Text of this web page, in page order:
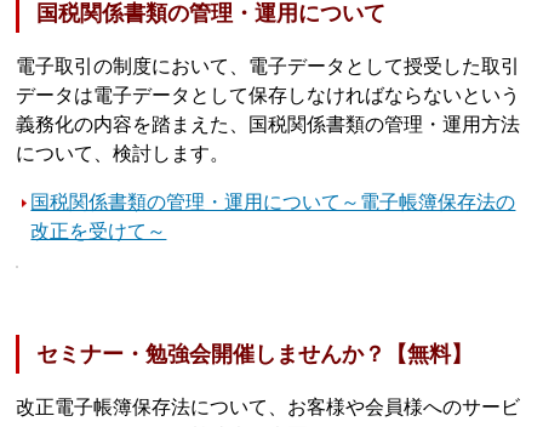
国税関係書類の管理・運用について
電子取引の制度において、電子データとして授受した取引
データは電子データとして保存しなければならないという
義務化の内容を踏まえた、国税関係書類の管理・運用方法
について、検討します。
国税関係書類の管理・運用について～電子帳簿保存法の
改正を受けて～
セミナー・勉強会開催しませんか？【無料】
改正電子帳簿保存法について、お客様や会員様へのサービ